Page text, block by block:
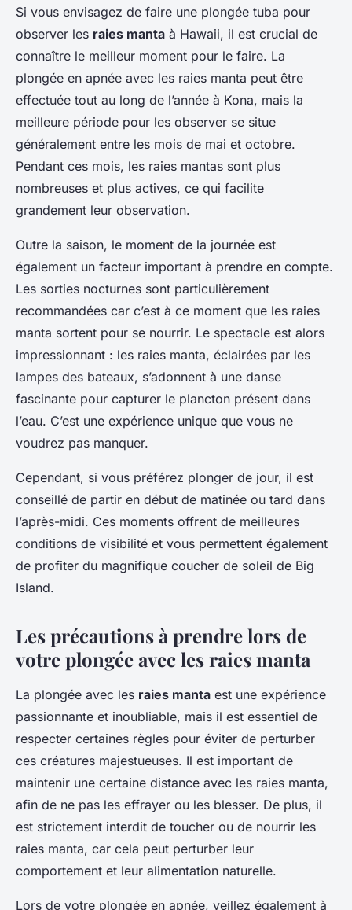
Si vous envisagez de faire une plongée tuba pour
observer les raies manta à Hawaii, il est crucial de
connaître le meilleur moment pour le faire. La
plongée en apnée avec les raies manta peut être
effectuée tout au long de l’année à Kona, mais la
meilleure période pour les observer se situe
généralement entre les mois de mai et octobre.
Pendant ces mois, les raies mantas sont plus
nombreuses et plus actives, ce qui facilite
grandement leur observation.
Outre la saison, le moment de la journée est
également un facteur important à prendre en compte.
Les sorties nocturnes sont particulièrement
recommandées car c’est à ce moment que les raies
manta sortent pour se nourrir. Le spectacle est alors
impressionnant : les raies manta, éclairées par les
lampes des bateaux, s’adonnent à une danse
fascinante pour capturer le plancton présent dans
l’eau. C’est une expérience unique que vous ne
voudrez pas manquer.
Cependant, si vous préférez plonger de jour, il est
conseillé de partir en début de matinée ou tard dans
l’après-midi. Ces moments offrent de meilleures
conditions de visibilité et vous permettent également
de profiter du magnifique coucher de soleil de Big
Island.
Les précautions à prendre lors de
votre plongée avec les raies manta
La plongée avec les raies manta est une expérience
passionnante et inoubliable, mais il est essentiel de
respecter certaines règles pour éviter de perturber
ces créatures majestueuses. Il est important de
maintenir une certaine distance avec les raies manta,
afin de ne pas les effrayer ou les blesser. De plus, il
est strictement interdit de toucher ou de nourrir les
raies manta, car cela peut perturber leur
comportement et leur alimentation naturelle.
Lors de votre plongée en apnée, veillez également à